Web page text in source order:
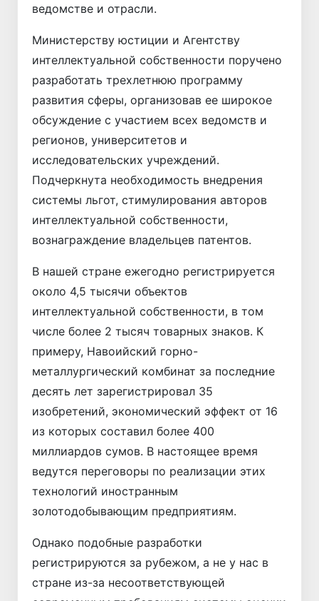
ведомстве и отрасли.
Министерству юстиции и Агентству
интеллектуальной собственности поручено
разработать трехлетнюю программу
развития сферы, организовав ее широкое
обсуждение с участием всех ведомств и
регионов, университетов и
исследовательских учреждений.
Подчеркнута необходимость внедрения
системы льгот, стимулирования авторов
интеллектуальной собственности,
вознаграждение владельцев патентов.
В нашей стране ежегодно регистрируется
около 4,5 тысячи объектов
интеллектуальной собственности, в том
числе более 2 тысяч товарных знаков. К
примеру, Навоийский горно-
металлургический комбинат за последние
десять лет зарегистрировал 35
изобретений, экономический эффект от 16
из которых составил более 400
миллиардов сумов. В настоящее время
ведутся переговоры по реализации этих
технологий иностранным
золотодобывающим предприятиям.
Однако подобные разработки
регистрируются за рубежом, а не у нас в
стране из-за несоответствующей